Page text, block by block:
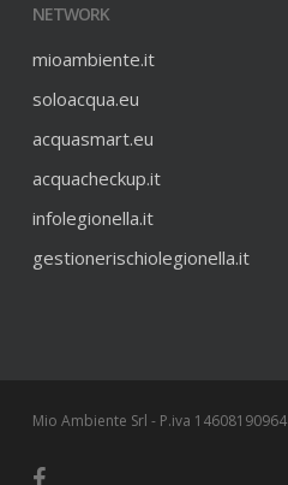
NETWORK
mioambiente.it
soloacqua.eu
acquasmart.eu
acquacheckup.it
infolegionella.it
gestionerischiolegionella.it
Mio Ambiente Srl - P.iva 14608190964
facebook